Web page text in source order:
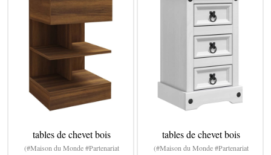
tables de chevet bois
(#Maison du Monde #Partenariat
tables de chevet bois
(#Maison du Monde #Partenariat